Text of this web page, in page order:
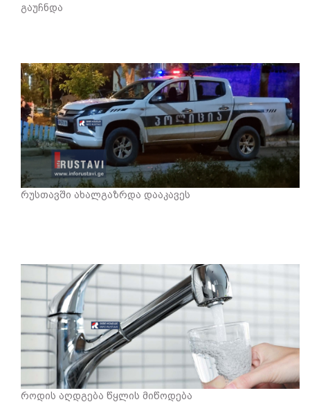
გაუჩნდა
რუსთავში ახალგაზრდა დააკავეს
როდის აღდგება წყლის მიწოდება